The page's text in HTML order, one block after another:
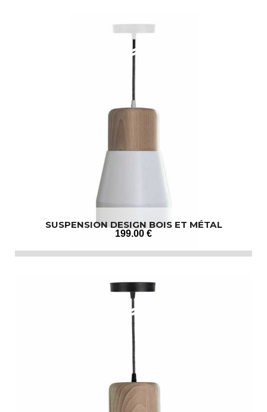
SUSPENSION DESIGN BOIS ET MÉTAL
199.00 €